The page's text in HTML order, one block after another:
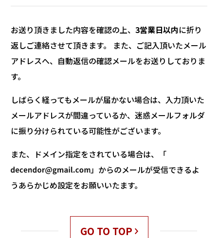
お送り頂きました内容を確認の上、3営業日以内に折り
返しご連絡させて頂きます。 また、ご記入頂いたメール
アドレスへ、自動返信の確認メールをお送りしておりま
す。
しばらく経ってもメールが届かない場合は、入力頂いた
メールアドレスが間違っているか、迷惑メールフォルダ
に振り分けられている可能性がございます。
また、ドメイン指定をされている場合は、「
」からのメールが受信できるよ
うあらかじめ設定をお願いいたます。
GO TO TOP